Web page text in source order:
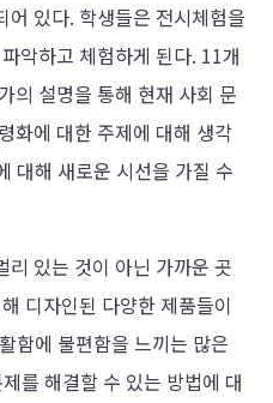
어 있다. 학생들은 전시체험을
악하고 체험하게 된다. 11개
의 설명을 통해 현재 사회 문
화에 대한 주제에 대해 생각
대해 새로운 시선을 가질 수
리 있는 것이 아닌 가까운 곳
디자인된 다양한 제품들이
함에 불편함을 느끼는 많은
를 해결할 수 있는 방법에 대